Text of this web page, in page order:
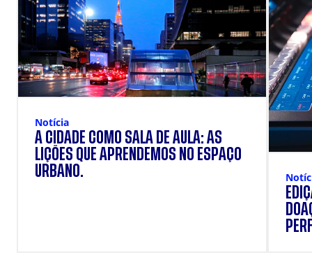
Notícia
A CIDADE COMO SALA DE AULA: AS
LIÇÕES QUE APRENDEMOS NO ESPAÇO
URBANO.